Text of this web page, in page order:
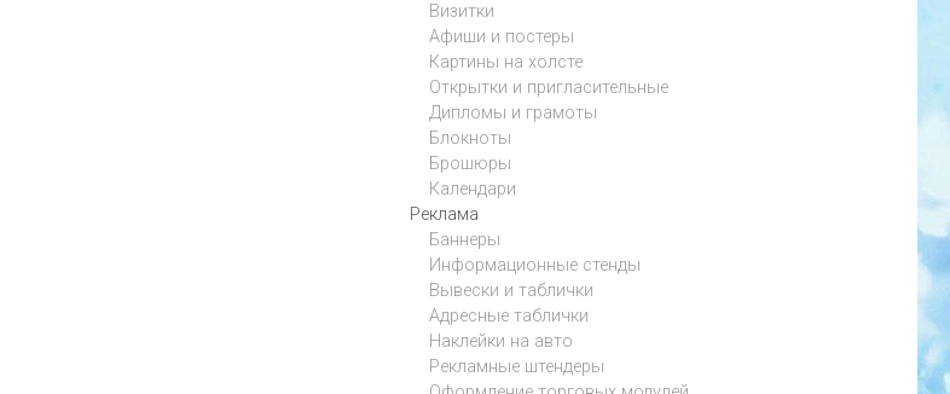
Визитки
Афиши и постеры
Картины на холсте
Открытки и пригласительные
Дипломы и грамоты
Блокноты
Брошюры
Календари
Реклама
Баннеры
Информационные стенды
Вывески и таблички
Адресные таблички
Наклейки на авто
Рекламные штендеры